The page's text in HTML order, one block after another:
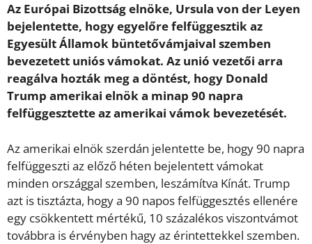
Az Európai Bizottság elnöke, Ursula von der Leyen
bejelentette, hogy egyelőre felfüggesztik az
Egyesült Államok büntetővámjaival szemben
bevezetett uniós vámokat. Az unió vezetői arra
reagálva hozták meg a döntést, hogy Donald
Trump amerikai elnök a minap 90 napra
felfüggesztette az amerikai vámok bevezetését.
Az amerikai elnök szerdán jelentette be, hogy 90 napra
felfüggeszti az előző héten bejelentett vámokat
minden országgal szemben, leszámítva Kínát. Trump
azt is tisztázta, hogy a 90 napos felfüggesztés ellenére
egy csökkentett mértékű, 10 százalékos viszontvámot
továbbra is érvényben hagy az érintettekkel szemben.